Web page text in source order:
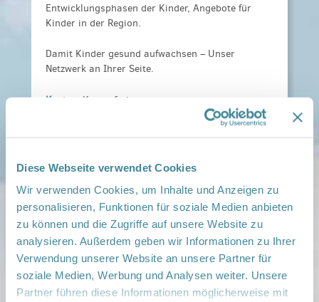
Diese Webseite verwendet Cookies
Wir verwenden Cookies, um Inhalte und Anzeigen zu
personalisieren, Funktionen für soziale Medien anbieten
zu können und die Zugriffe auf unsere Website zu
analysieren. Außerdem geben wir Informationen zu Ihrer
Verwendung unserer Website an unsere Partner für
soziale Medien, Werbung und Analysen weiter. Unsere
Partner führen diese Informationen möglicherweise mit
Entwicklungsphasen der Kinder, Angebote für
Kinder in der Region.
Damit Kinder gesund aufwachsen – Unser
Netzwerk an Ihrer Seite.
Kosten:
Kostenfrei
gesunde-kinder@awo-bb-
Veranstaltungsort:
AWO Regine-Hildebrandt-Haus, Thomas-Müntzer-
Straße 11, 03222 Lübbenau/ Spreewald
› auf Google Maps anzeigen
teilen